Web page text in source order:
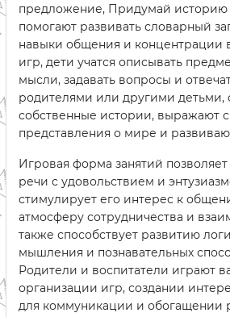
предложение, Придумай историю
помогают развивать словарный
навыки общения и концентрации
игр, дети учатся описывать
мысли, задавать вопросы и
родителями или другими детьми,
собственные истории, выражают
представления о мире и
Игровая форма занятий позволяет
речи с удовольствием и
стимулирует его интерес к
атмосферу сотрудничества и
также способствует развитию
мышления и познавательных
Родители и воспитатели играют
организации игр, создании
для коммуникации и обогащении